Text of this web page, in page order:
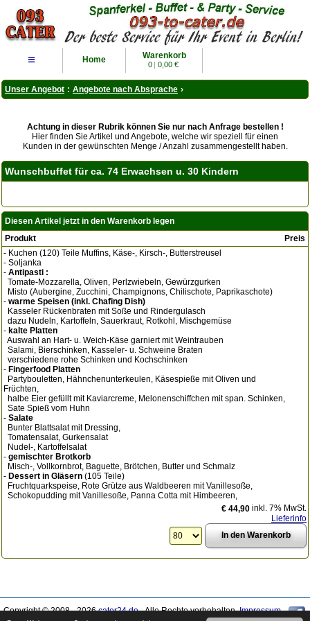
≡ Home Warenkorb
0 | 0,00 €
Unser Angebot : Angebote nach Absprache ›
Achtung in dieser Rubrik können Sie nur nach Anfrage bestellen !
Hier finden Sie Artikel und Angebote, welche wir speziell für einen
Kunden in der gewünschten Menge / Anzahl zusammengestellt haben.
Wunschbuffet für ca. 74 Erwachsen u. 30 Kindern
Diesen Artikel jetzt in den Warenkorb legen
Produkt
Preis
- Kuchen (120) Teile Muffins, Käse-, Kirsch-, Butterstreusel
- Soljanka
- Antipasti :
Tomate-Mozzarella, Oliven, Perlzwiebeln, Gewürzgurken
Misto (Aubergine, Zucchini, Champignons, Chilischote, Paprikaschote)
- warme Speisen (inkl. Chafing Dish)
Kasseler Rückenbraten mit Soße und Rindergulasch
dazu Nudeln, Kartoffeln, Sauerkraut, Rotkohl, Mischgemüse
- kalte Platten
Auswahl an Hart- u. Weich-Käse garniert mit Weintrauben
Salami, Bierschinken, Kasseler- u. Schweine Braten
verschiedene rohe Schinken und Kochschinken
- Fingerfood Platten
Partybouletten, Hähnchenunterkeulen, Käsespieße mit Oliven und
Früchten,
halbe Eier gefüllt mit Kaviarcreme, Melonenschiffchen mit span. Schinken,
Sate Spieß vom Huhn
- Salate
Bunter Blattsalat mit Dressing,
Tomatensalat, Gurkensalat
Nudel-, Kartoffelsalat
- gemischter Brotkorb
Misch-, Vollkornbrot, Baguette, Brötchen, Butter und Schmalz
- Dessert in Gläsern (105 Teile)
Fruchtquarkspeise, Rote Grütze aus Waldbeeren mit Vanillesoße,
Schokopudding mit Vanillesoße, Panna Cotta mit Himbeeren,
€ 44,90 inkl. 7% MwSt.
Lieferinfo
Copyright © 2008 - 2026cater24.de- Alle Rechte vorbehalten.Impressum